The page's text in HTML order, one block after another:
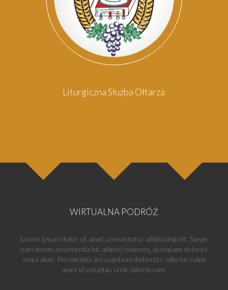
osoba
Liturgiczna Służba Ołtarza
WIRTUALNA PODRÓŻ
Lorem ipsum dolor sit amet, consectetur adipisicing elit. Saepe
nam ipsum assumenda hic adipisci maiores, quisquam dolores
sequi alias. Perspiciatis accusantium distinctio, odio hic culpa
amet id voluptas unde laboriosam.